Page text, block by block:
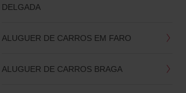
DELGADA
ALUGUER DE CARROS EM FARO
ALUGUER DE CARROS BRAGA